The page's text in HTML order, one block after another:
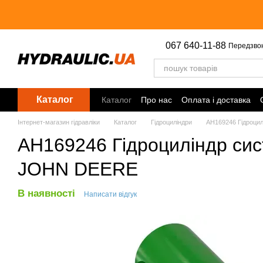
067 640-11-88
Каталог Каталог Про нас Оплата і доставка
Інтернет-магазин гідравліки Каталог Гідроциліндри AH169246
AH169246 Гідроциліндр
JOHN DEERE
В наявності Написати відгук